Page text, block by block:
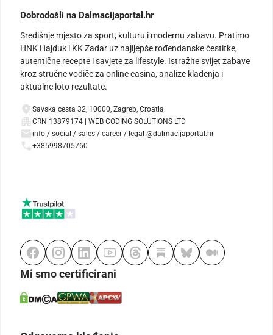
Dobrodošli na Dalmacijaportal.hr
Središnje mjesto za sport, kulturu i modernu zabavu. Pratimo
HNK Hajduk i KK Zadar uz najljepše rođendanske čestitke,
autentične recepte i savjete za lifestyle. Istražite svijet zabave
kroz stručne vodiče za online casina, analize klađenja i
aktualne loto rezultate.
Savska cesta 32, 10000, Zagreb, Croatia
CRN 13879174 | WEB CODING SOLUTIONS LTD
info / social / sales / career / legal @dalmacijaportal.hr
+385998705760
Mi smo certificirani